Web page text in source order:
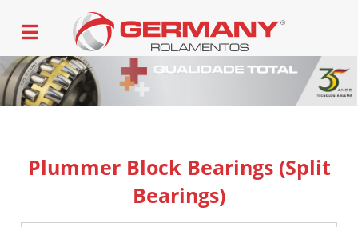
Plummer Block Bearings (Split
Bearings)